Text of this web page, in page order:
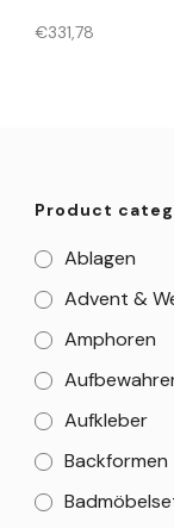
€331,78
Product
Ablagen
Advent &
Amphoren
Aufkleber
Backformen